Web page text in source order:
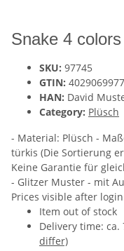
Snake 4
SKU: 97745
GTIN:
HAN: David
Category: Plüsch
- Material: Plüsch -
türkis (Die Sortierung
Keine Garantie für
- Glitzer Muster - mit
Prices visible after login
Item out of stock
Delivery time: ca.
differ)